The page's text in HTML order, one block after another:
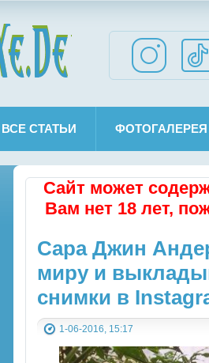
ВСЕ СТАТЬИ ФОТОГАЛЕРЕЯ
Сайт может
Вам нет 18 лет,
Сара Джин
миру и
снимки в
1-06-2016, 15:17